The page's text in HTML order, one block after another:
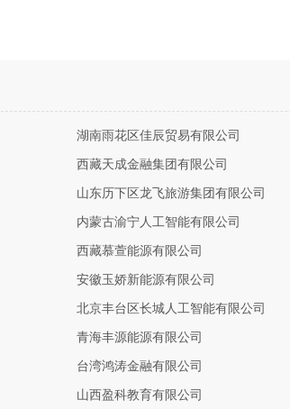
湖南雨花区佳辰贸易有限公司
西藏天成金融集团有限公司
山东历下区龙飞旅游集团有限公司
内蒙古渝宁人工智能有限公司
西藏慕萱能源有限公司
安徽玉娇新能源有限公司
北京丰台区长城人工智能有限公司
青海丰源能源有限公司
台湾鸿涛金融有限公司
山西盈科教育有限公司